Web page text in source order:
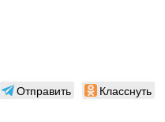
Отправить Класснуть